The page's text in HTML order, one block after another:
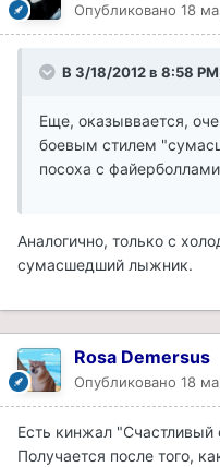
Опубликовано 18
В 3/18/2012 в 8:58
Еще, оказыввается,
боевым стилем
посоха с
Аналогично, только с
сумасшедший лыжник.
Rosa Demersus
Опубликовано 18
Есть кинжал
Получается после того,